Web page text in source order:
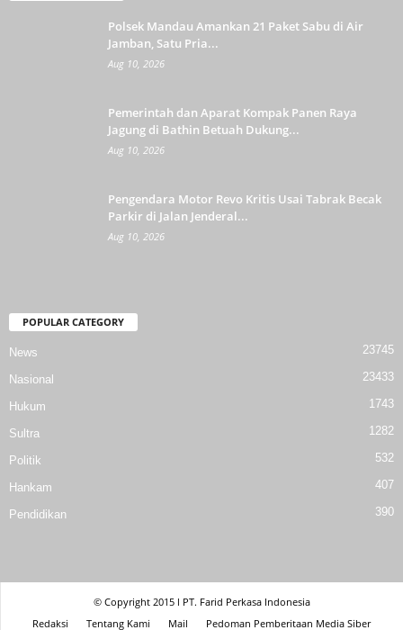
Polsek Mandau Amankan 21 Paket Sabu di Air
Jamban, Satu Pria...
Aug 10, 2026
Pemerintah dan Aparat Kompak Panen Raya
Jagung di Bathin Betuah Dukung...
Aug 10, 2026
Pengendara Motor Revo Kritis Usai Tabrak Becak
Parkir di Jalan Jenderal...
Aug 10, 2026
POPULAR CATEGORY
News 23745
Nasional 23433
Hukum 1743
Sultra 1282
Politik 532
Hankam 407
Pendidikan 390
© Copyright 2015 l PT. Farid Perkasa Indonesia
Redaksi
Tentang Kami Mail Pedoman Pemberitaan Media Siber